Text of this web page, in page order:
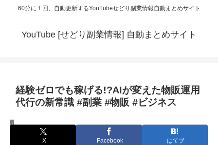
60分に１回、自動更新するYouTubeせどり副業情報自動まとめサイト
YouTube [せどり副業情報] 自動まとめサイト
経験ゼロでも稼げる!?AIが変えた物販運用
代行の新常識 #副業 #物販 #ビジネス
HIRAIの副業お役立ち講座
X Facebook はてブ